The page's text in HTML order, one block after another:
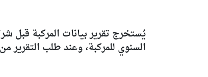
يُستخرج تقرير بيانات المركبة قبل
السنوي للمركبة، وعند طلب التقرير